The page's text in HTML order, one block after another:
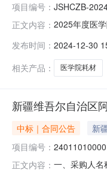
项目编号： JSHCZB-
正文内容： 2025年度医
月6日9点30
发布时间： 2024-12-30
相关产品：
医学院耗材
新疆维吾尔自治区
中标｜合同公告 新
项目编号：
正文内容： 一、采购人